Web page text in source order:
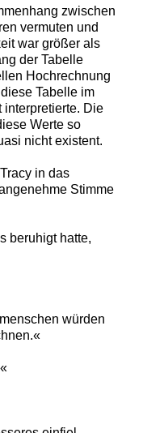
zwischen
vermuten und
war größer als
der Tabelle
Hochrechnung
Tabelle im
interpretierte. Die
Werte so
nicht existent.
in das
Stimme
beruhigt hatte,
würden